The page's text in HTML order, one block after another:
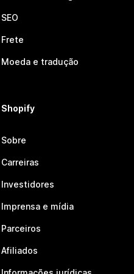
SEO
Frete
Moeda e tradução
Shopify
Sobre
Carreiras
Investidores
Imprensa e mídia
Parceiros
Afiliados